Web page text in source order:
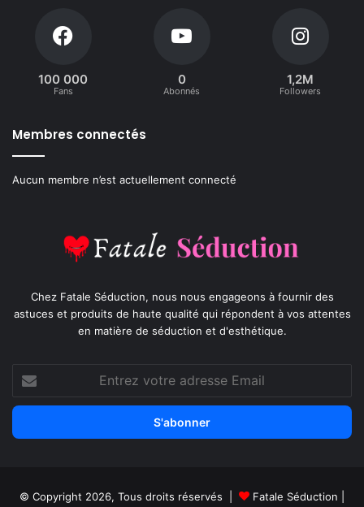
100 000
Fans
0
Abonnés
1,2M
Followers
Membres connectés
Aucun membre n’est actuellement connecté
Chez Fatale Séduction, nous nous engageons à fournir des
astuces et produits de haute qualité qui répondent à vos attentes
en matière de séduction et d'esthétique.
votre
adresse
© Copyright 2026, Tous droits réservés | Fatale Séduction